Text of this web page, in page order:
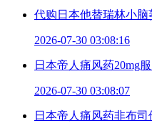
代购日本他替瑞林小
2026-07-30 03:08:16
日本帝人痛风药20mg
2026-07-30 03:08:07
日本帝人痛风药非布